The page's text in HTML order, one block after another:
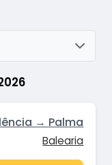
→ Palma
Balearia